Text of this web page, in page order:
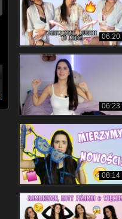
06:20
06:23
08:14